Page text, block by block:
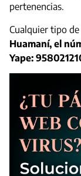
pertenencias.
Cualquier tipo
Huamaní, el
Yape: